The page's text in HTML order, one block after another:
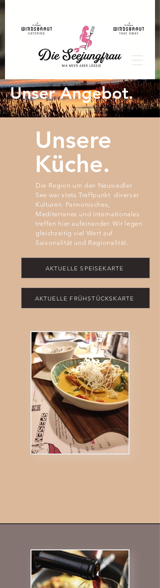
Unser Angebot.
Unsere
Küche.
Die Region um den Neusiedler
See war stets Treffpunkt diverser
Kulturen. Pannonisches,
Mediterranes und Internationales
treffen hier aufeinander. Wir legen
gleichzeitig viel Wert auf
Saisonalität und Regionalität.
AKTUELLE SPEISEKARTE
AKTUELLE FRÜHSTÜCKSKARTE